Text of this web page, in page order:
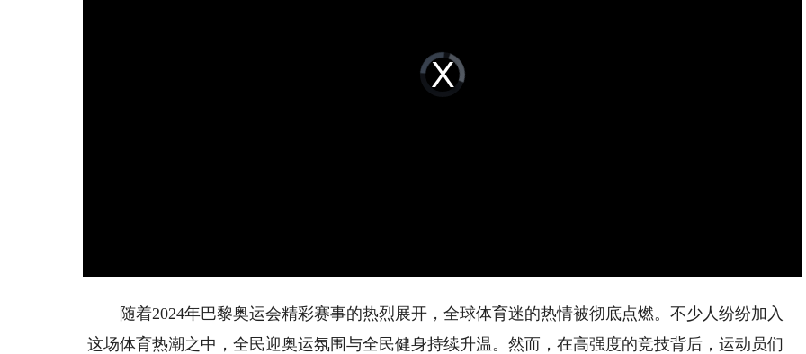
Video
Player
loading.
随着2024年巴黎奥运会精彩赛事的热烈展开，全球体育迷的热情被彻底点燃。不少人纷纷加入
这场体育热潮之中，全民迎奥运氛围与全民健身持续升温。然而，在高强度的竞技背后，运动员们